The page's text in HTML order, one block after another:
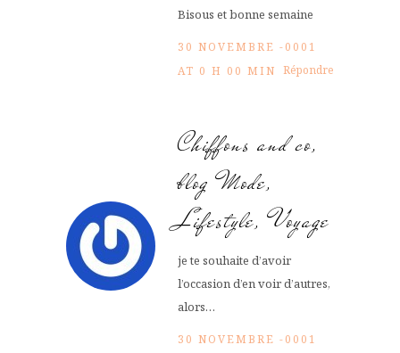
Bisous et bonne semaine
30 NOVEMBRE -0001
AT 0 H 00 MIN Répondre
Chiffons and co,
blog Mode,
Lifestyle, Voyage
je te souhaite d’avoir
l’occasion d’en voir d’autres,
alors…
30 NOVEMBRE -0001